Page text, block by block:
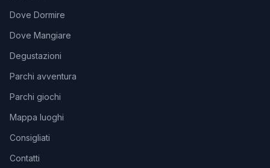
Dove Dormire
Dove Mangiare
Degustazioni
Parchi avventura
Parchi giochi
Mappa luoghi
Consigliati
Contatti